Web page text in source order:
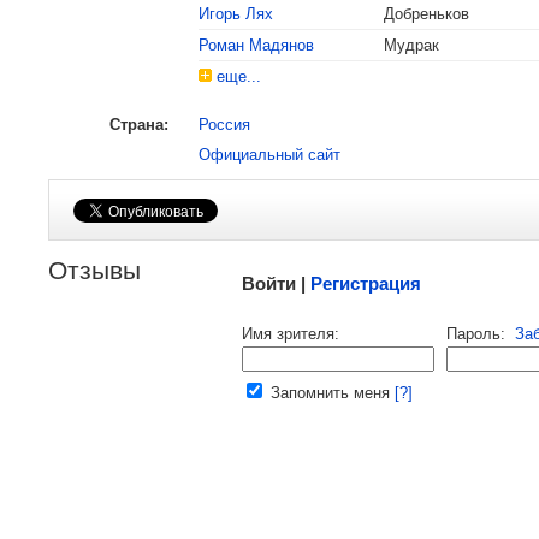
Игорь Лях
Добреньков
Роман Мадянов
Мудрак
еще...
Страна:
Россия
Официальный сайт
Отзывы Войти | Регистрация
Имя зрителя: Пароль:
Запомнить меня [?]